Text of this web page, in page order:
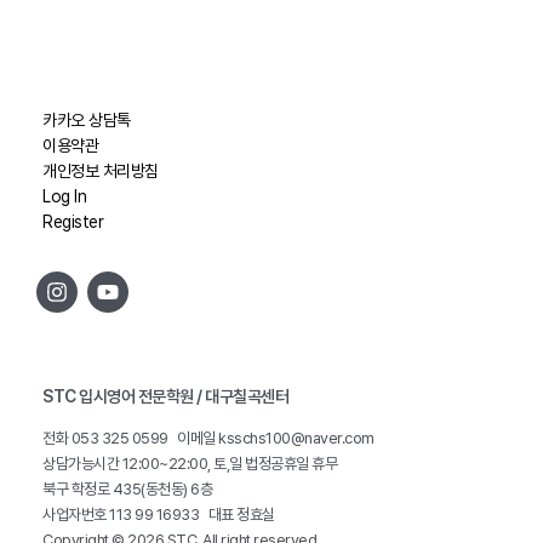
카카오 상담톡
이용약관
개인정보 처리방침
Log In
Register
STC 입시영어 전문학원 / 대구칠곡센터
전화 053 325 0599 이메일 ksschs100@naver.com
상담가능시간 12:00~22:00, 토,일 법정공휴일 휴무
북구 학정로 435(동천동) 6층
사업자번호 113 99 16933 대표 정효실